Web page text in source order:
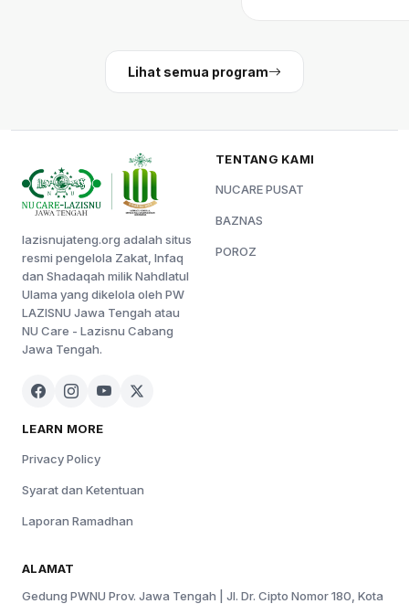
Lihat semua program
lazisnujateng.org adalah situs
resmi pengelola Zakat, Infaq
dan Shadaqah milik Nahdlatul
Ulama yang dikelola oleh PW
LAZISNU Jawa Tengah atau
NU Care - Lazisnu Cabang
Jawa Tengah.
TENTANG KAMI
NUCARE PUSAT
BAZNAS
POROZ
LEARN MORE
Privacy Policy
Syarat dan Ketentuan
Laporan Ramadhan
ALAMAT
Gedung PWNU Prov. Jawa Tengah | Jl. Dr. Cipto Nomor 180, Kota